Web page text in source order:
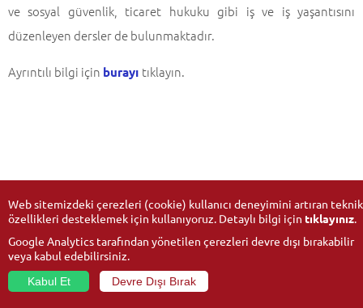
ve sosyal güvenlik, ticaret hukuku gibi iş ve iş yaşantısını
düzenleyen dersler de bulunmaktadır.
Ayrıntılı bilgi için burayı tıklayın.
Web sitemizdeki çerezleri (cookie) kullanıcı deneyimini artıran teknik
özellikleri desteklemek için kullanıyoruz. Detaylı bilgi için tıklayınız.
Google Analytics tarafından yönetilen çerezleri devre dışı bırakabilir
veya kabul edebilirsiniz.
Kabul Et
Devre Dışı Bırak
© 2026Anadolu Üniversitesi- Tüm hakları saklıdır.